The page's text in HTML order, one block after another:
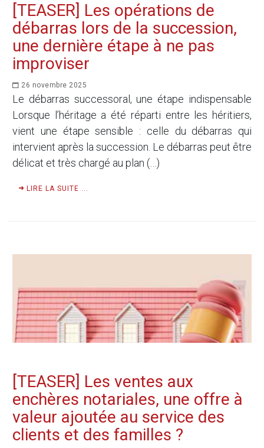
[TEASER] Les opérations de
débarras lors de la succession,
une dernière étape à ne pas
improviser
26 novembre 2025
Le débarras successoral, une étape indispensable
Lorsque l’héritage a été réparti entre les héritiers,
vient une étape sensible : celle du débarras qui
intervient après la succession. Le débarras peut être
délicat et très chargé au plan (…)
LIRE LA SUITE ...
[TEASER] Les ventes aux
enchères notariales, une offre à
valeur ajoutée au service des
clients et des familles ?